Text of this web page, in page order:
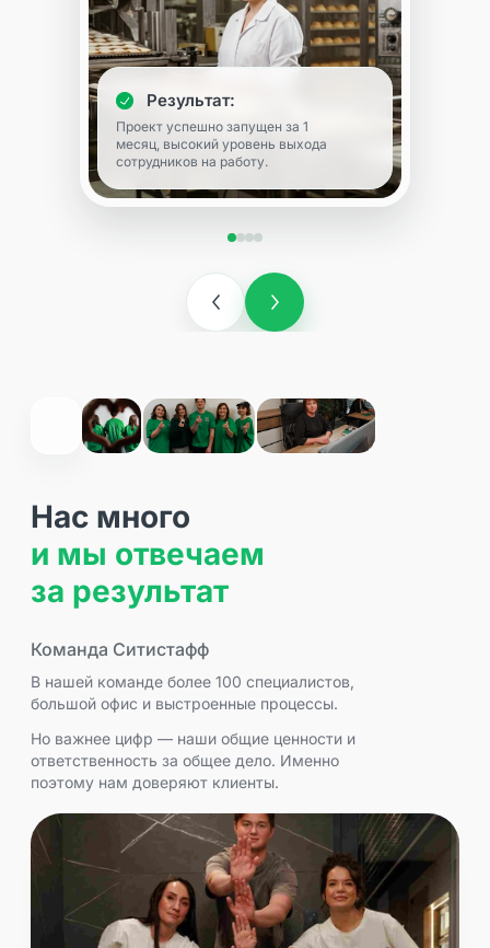
Результат:
Проект успешно запущен за 1
месяц, высокий уровень выхода
сотрудников на работу.
Нас много
и мы отвечаем
за результат
Команда Ситистафф
В нашей команде более 100 специалистов,
большой офис и выстроенные процессы.
Но важнее цифр — наши общие ценности и
ответственность за общее дело. Именно
поэтому нам доверяют клиенты.